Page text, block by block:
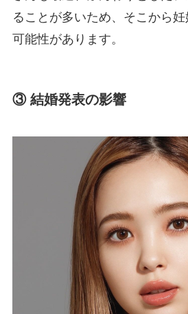
ることが多いため、そこから
可能性があります。
③ 結婚発表の影響